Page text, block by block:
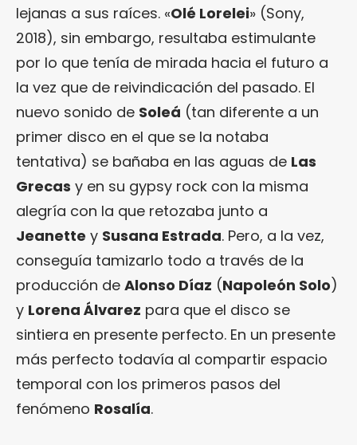
lejanas a sus raíces. «Olé Lorelei» (Sony,
2018), sin embargo, resultaba estimulante
por lo que tenía de mirada hacia el futuro a
la vez que de reivindicación del pasado. El
nuevo sonido de Soleá (tan diferente a un
primer disco en el que se la notaba
tentativa) se bañaba en las aguas de Las
Grecas y en su gypsy rock con la misma
alegría con la que retozaba junto a
Jeanette y Susana Estrada. Pero, a la vez,
conseguía tamizarlo todo a través de la
producción de Alonso Díaz (Napoleón Solo)
y Lorena Álvarez para que el disco se
sintiera en presente perfecto. En un presente
más perfecto todavía al compartir espacio
temporal con los primeros pasos del
fenómeno Rosalía.